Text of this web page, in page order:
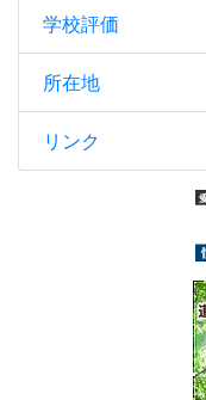
学校評価
所在地
リンク